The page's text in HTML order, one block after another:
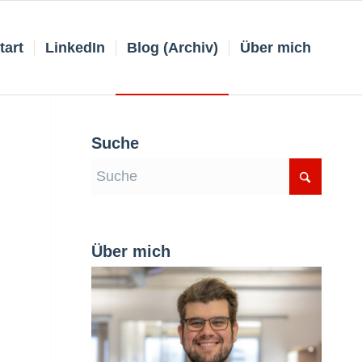
LinkedIn Blog (Archiv) Über mich
Suche
Über mich